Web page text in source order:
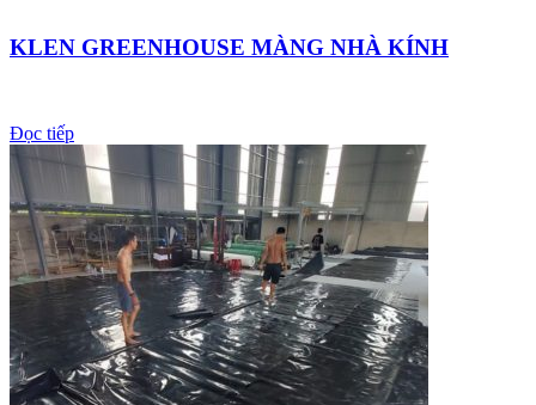
KLEN GREENHOUSE MÀNG NHÀ KÍNH
Đọc tiếp